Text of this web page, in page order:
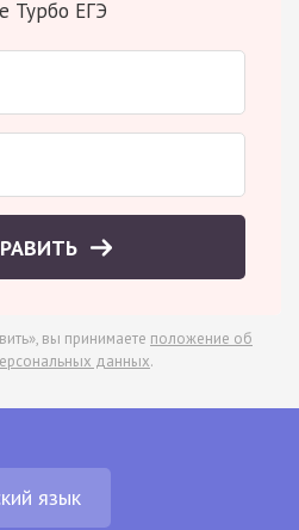
Турбо ЕГЭ
вы принимаете положение об
данных.
язык